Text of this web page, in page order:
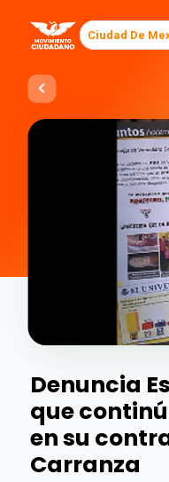
Ciudad De
Denuncia
que
en su
Carranza